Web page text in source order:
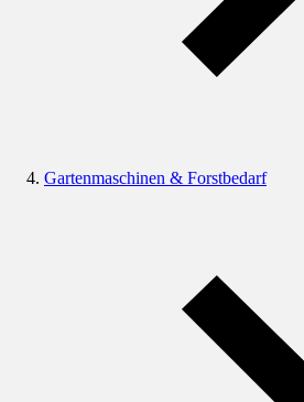
Gartenmaschinen & Forstbedarf